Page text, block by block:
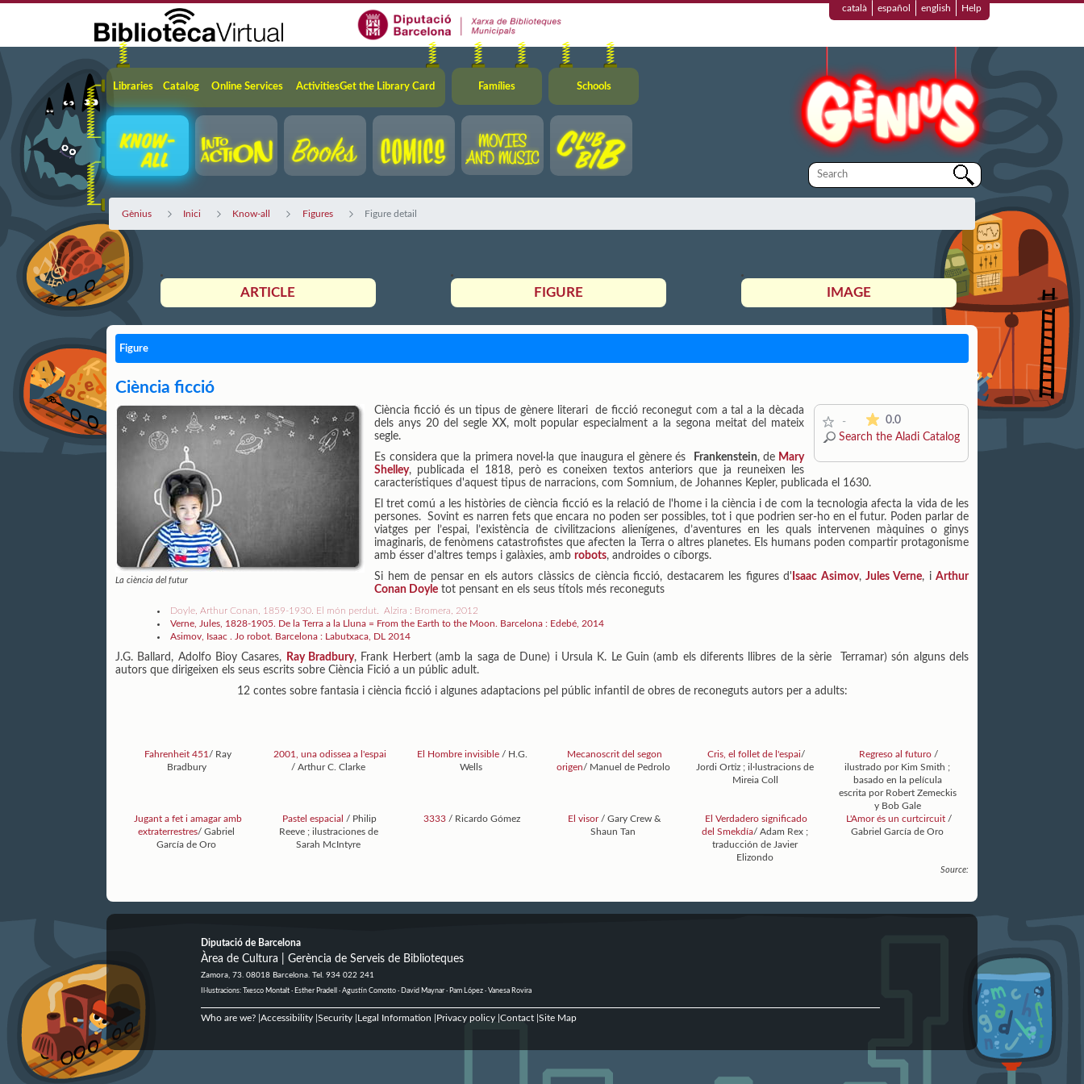
català español english Help
Navigation
Libraries Catalog Online Services ActivitiesGet the Library Card Famílies Schools
Gènius Inici Know-all Figures Figure detail
ARTICLE FIGURE IMAGE
Figure
Ciència ficció
La ciència del futur
- 0.0The average rating is 0 stars out of 5.
Search the Aladi Catalog
Ciència ficció és un tipus de gènere literari de ficció reconegut com a tal a la dècada
dels anys 20 del segle XX, molt popular especialment a la segona meitat del mateix
segle.
Es considera que la primera novel·la que inaugura el gènere és
Frankenstein, de Mary
Shelley, publicada el 1818, però es coneixen textos anteriors que ja reuneixen les
característiques d'aquest tipus de narracions, com Somnium, de Johannes Kepler, publicada el 1630.
El tret comú a les històries de ciència ficció es la relació de l'home i la ciència i de com la tecnologia afecta la vida de les
persones. Sovint es narren fets que encara no poden ser possibles, tot i que podrien ser-ho en el futur. Poden parlar de
viatges per l’espai, l’existència de civilitzacions alienígenes, d’aventures en les quals intervenen màquines o ginys
imaginaris, de fenòmens catastrofistes que afecten la Terra o altres planetes. Els humans poden compartir protagonisme
amb ésser d'altres temps i galàxies, ambrobots, androides o cíborgs.
Si hem de pensar en els autors clàssics de ciència ficció, destacarem les figures d' Isaac Asimov,Jules Verne, iArthur
Conan Doyle tot pensant en els seus títols més reconeguts
Doyle, Arthur Conan, 1859-1930. El món perdut. Alzira : Bromera, 2012
Verne, Jules, 1828-1905. De la Terra a la Lluna = From the Earth to the Moon. Barcelona : Edebé, 2014
Asimov, Isaac . Jo robot. Barcelona : Labutxaca, DL 2014
J.G. Ballard, Adolfo Bioy Casares, Ray Bradbury, Frank Herbert (amb la saga de Dune) i Ursula K. Le Guin (amb els diferents llibres de la sèrie Terramar) són alguns dels
autors que dirigeixen els seus escrits sobre Ciència Fició a un públic adult.
12 contes sobre fantasia i ciència ficció i algunes adaptacions pel públic infantil de obres de reconeguts autors per a adults:
Fahrenheit 451 / Ray
Bradbury
2001, una odissea a l'espai
/ Arthur C. Clarke
El Hombre invisible / H.G.
Wells
Mecanoscrit del segon
origen/ Manuel de Pedrolo
Cris, el follet de l'espai/
Jordi Ortiz ; il·lustracions de
Mireia Coll
Regreso al futuro /
ilustrado por Kim Smith ;
basado en la película
escrita por Robert Zemeckis
y Bob Gale
Jugant a fet i amagar amb
extraterrestres/ Gabriel
García de Oro
Pastel espacial / Philip
Reeve ; ilustraciones de
Sarah McIntyre
3333 / Ricardo Gómez El visor / Gary Crew &
Shaun Tan
El Verdadero significado
del Smekdía/ Adam Rex ;
traducción de Javier
Elizondo
L'Amor és un curtcircuit /
Gabriel García de Oro
Source:
Diputació de Barcelona
Àrea de Cultura | Gerència de Serveis de Biblioteques
Zamora, 73. 08018 Barcelona. Tel. 934 022 241
Il·lustracions: Txesco Montalt · Esther Pradell · Agustín Comotto · David Maynar · Pam López · Vanesa Rovira
Who are we?| Accessibility| Security| Legal Information Privacy policy| Contact| Site Map